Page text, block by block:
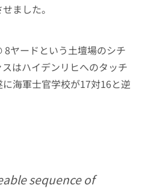
ました。
ヤードという土壇場のシチ
はハイデンリヒへのタッチ
海軍士官学校が17対16と逆
sequence of